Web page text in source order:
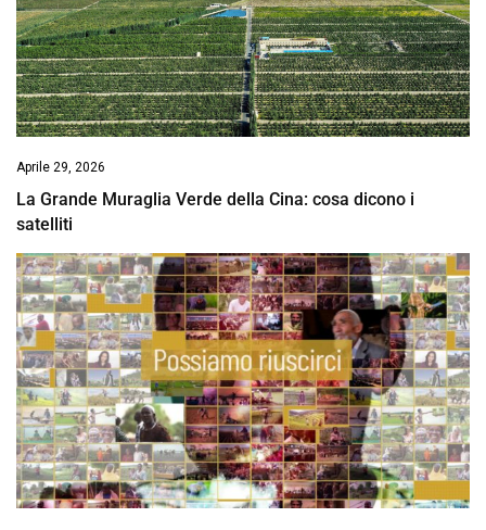
Aprile 29, 2026
La Grande Muraglia Verde della Cina: cosa dicono i
satelliti